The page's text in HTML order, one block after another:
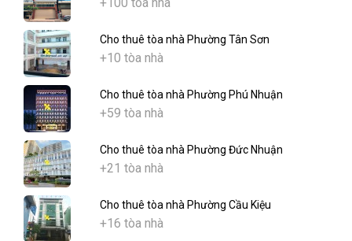
Cho thuê tòa nhà Phường Tân Sơn
+10 tòa nhà
Cho thuê tòa nhà Phường Phú Nhuận
+59 tòa nhà
Cho thuê tòa nhà Phường Đức Nhuận
+21 tòa nhà
Cho thuê tòa nhà Phường Cầu Kiệu
+16 tòa nhà